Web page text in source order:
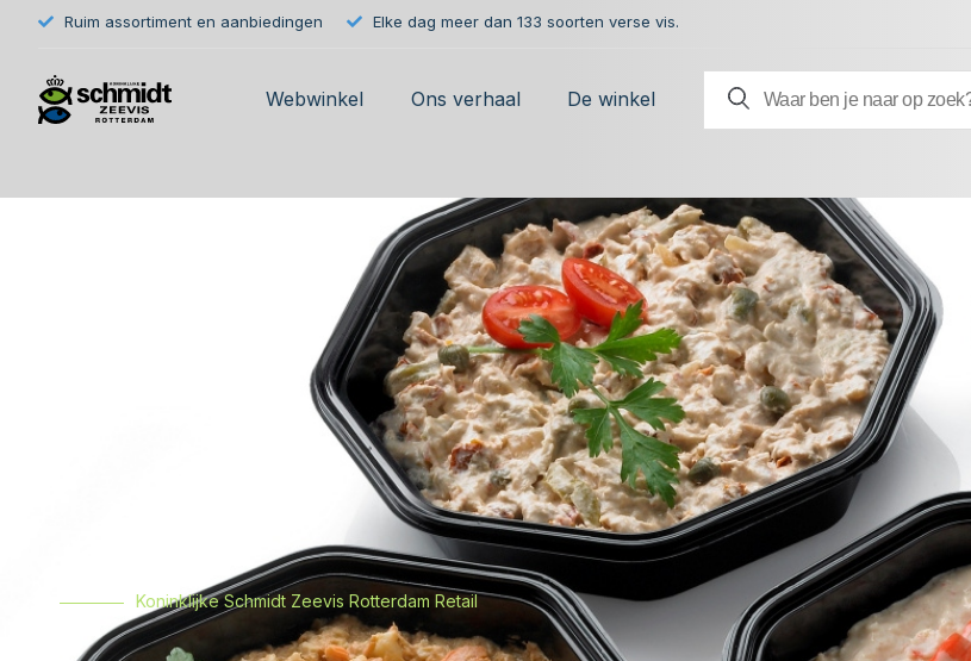
Ruim assortiment en aanbiedingen Elke dag meer dan 133 soorten verse vis.
Webwinkel Ons verhaal De winkel
Koninklijke Schmidt Zeevis Rotterdam Retail